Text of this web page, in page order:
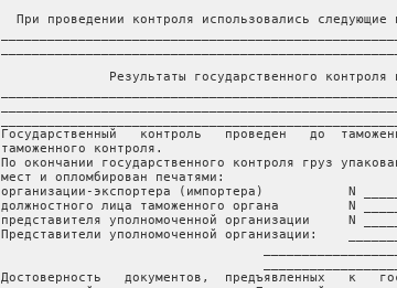
При проведении контроля использовались следующие
Результаты государственного контроля
Государственный   контроль   проведен   до
таможенного контроля.
По окончании государственного контроля груз
мест и опломбирован печатями:
организации-экспортера (импортера)           N
должностного лица таможенного органа         N
представителя уполномоченной организации     N
Представители уполномоченной организации:
Достоверность   документов,  предъявленных   к